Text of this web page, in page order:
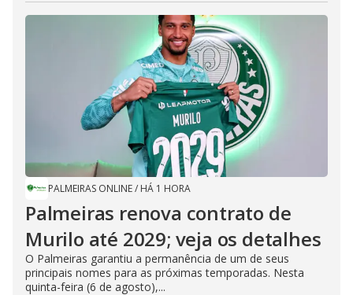
PALMEIRAS ONLINE/ HÁ 1 HORA
Palmeiras renova contrato de
Murilo até 2029; veja os detalhes
O Palmeiras garantiu a permanência de um de seus
principais nomes para as próximas temporadas. Nesta
quinta-feira (6 de agosto),...